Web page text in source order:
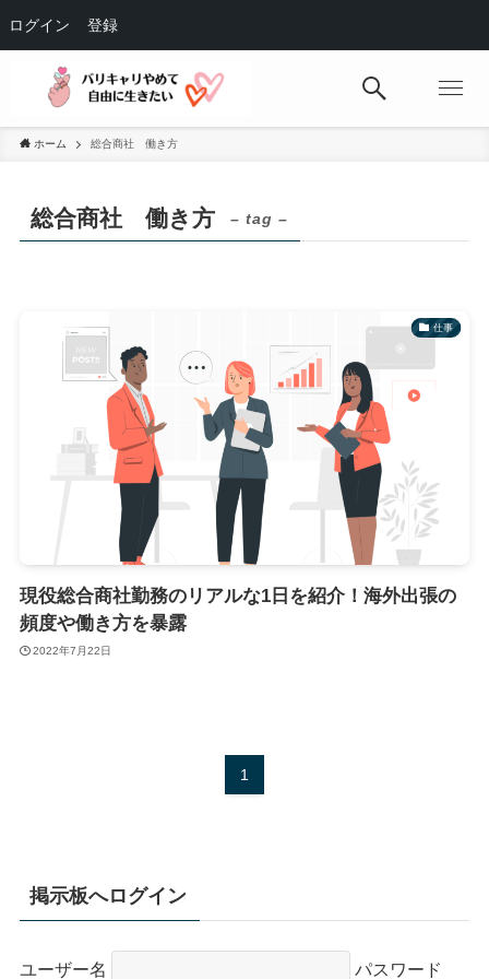
ログイン 登録
ホーム 総合商社 働き方
総合商社 働き方 – tag –
仕事
現役総合商社勤務のリアルな1日を紹介！海外出張の
頻度や働き方を暴露
2022年7月22日
1
掲示板へログイン
ユーザー名 パスワード